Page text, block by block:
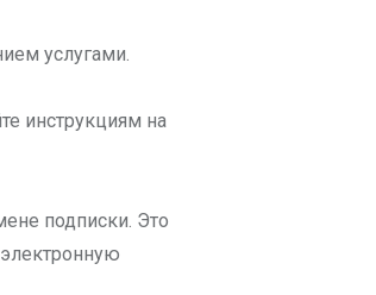
услугами.
инструкциям на
подписки. Это